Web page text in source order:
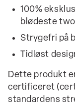
100%
blødeste
Strygefri på
Tidløst
Dette produkt er
certificeret
standardens